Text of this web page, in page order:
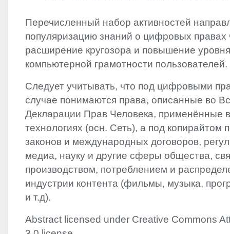
Перечисленный набор активностей
популяризацию знаний о цифровых правах
расширение кругозора и повышение
компьютерной грамотности пользователей.
Следует учитывать, что под цифровыми
случае понимаются права, описанные во
Декларации Прав Человека, применённые
технологиях (осн. Сеть), а под копирайтом
законов и международных договоров,
медиа, науку и другие сферы общества,
производством, потреблением и
индустрии контента (фильмы, музыка,
и т.д).
Abstract licensed under Creative Commons